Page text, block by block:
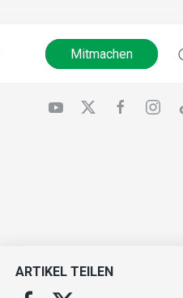
Mitmachen
ARTIKEL TEILEN